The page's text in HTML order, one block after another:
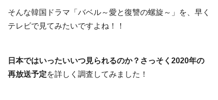
そんな韓国ドラマ「バベル～愛と復讐の螺旋～」を、早く
テレビで見てみたいですよね！！
日本ではいったいいつ見られるのか？ さっそく2020年の
再放送予定を詳しく調査してみました！